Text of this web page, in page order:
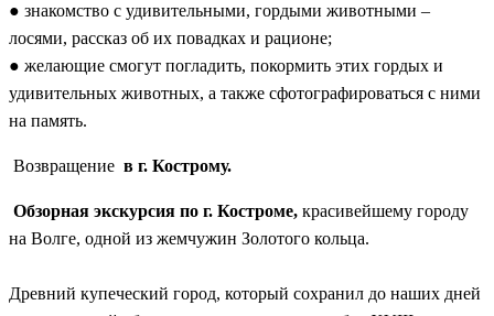
● знакомство с удивительными, гордыми животными –
лосями, рассказ об их повадках и рационе;
● желающие смогут погладить, покормить этих гордых и
удивительных животных, а также сфотографироваться с ними
на память.
Возвращение в г. Кострому.
Обзорная экскурсия по г. Костроме, красивейшему городу
на Волге, одной из жемчужин Золотого кольца.
Древний купеческий город, который сохранил до наших дней